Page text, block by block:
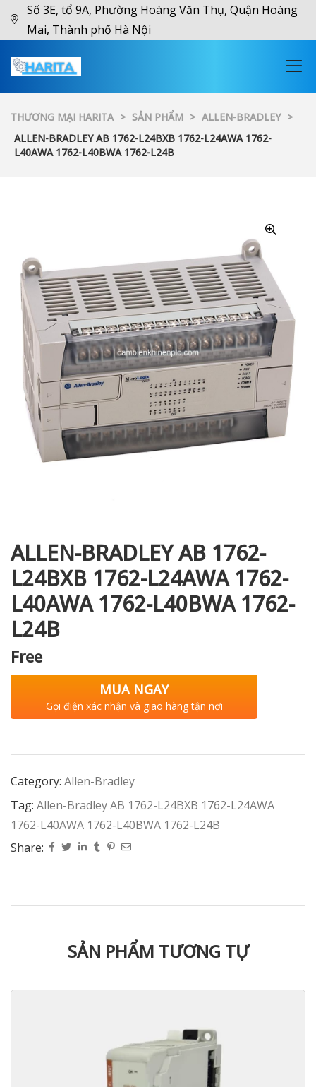
Số 3E, tổ 9A, Phường Hoàng Văn Thụ, Quận Hoàng
Mai, Thành phố Hà Nội
THƯƠNG MẠI HARITA > SẢN PHẨM > ALLEN-BRADLEY >
ALLEN-BRADLEY AB 1762-L24BXB 1762-L24AWA 1762-
L40AWA 1762-L40BWA 1762-L24B
ALLEN-BRADLEY AB 1762-
L24BXB 1762-L24AWA 1762-
L40AWA 1762-L40BWA 1762-
L24B
Free
MUA NGAY
Gọi điện xác nhận và giao hàng tận nơi
Category: Allen-Bradley
Tag: Allen-Bradley AB 1762-L24BXB 1762-L24AWA
1762-L40AWA 1762-L40BWA 1762-L24B
Share:
SẢN PHẨM TƯƠNG TỰ
XNK